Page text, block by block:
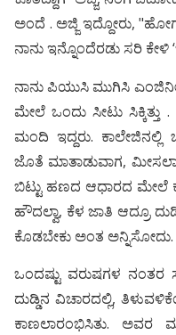
ಅಂದೆ . ಅಜ್ಜಿ ಇದ್ದೋರು, "ಹೋಗ,
ನಾನು ಇನ್ನೊಂದೆರಡು ಸರಿ ಕೇಳಿ
ನಾನು ಪಿಯುಸಿ ಮುಗಿಸಿ
ಮೇಲೆ ಒಂದು ಸೀಟು ಸಿಕ್ಕಿತ್ತು
ಮಂದಿ ಇದ್ದರು.
ಜೊತೆ ಮಾತಾಡುವಾಗ,
ಬಿಟ್ಟು ಹಣದ ಆಧಾರದ ಮೇಲೆ
ಹೌದಲ್ವಾ, ಕೆಳ ಜಾತಿ ಆದ್ರೂ
ಕೊಡಬೇಕು ಅಂತ
ಒಂದಷ್ಟು ವರುಷಗಳ ನಂತರ
ದುಡ್ಡಿನ ವಿಚಾರದಲ್ಲಿ,
ಕಾಣಲಾರಂಭಿಸಿತು. ಅವರ